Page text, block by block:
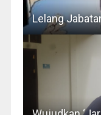
Lelang